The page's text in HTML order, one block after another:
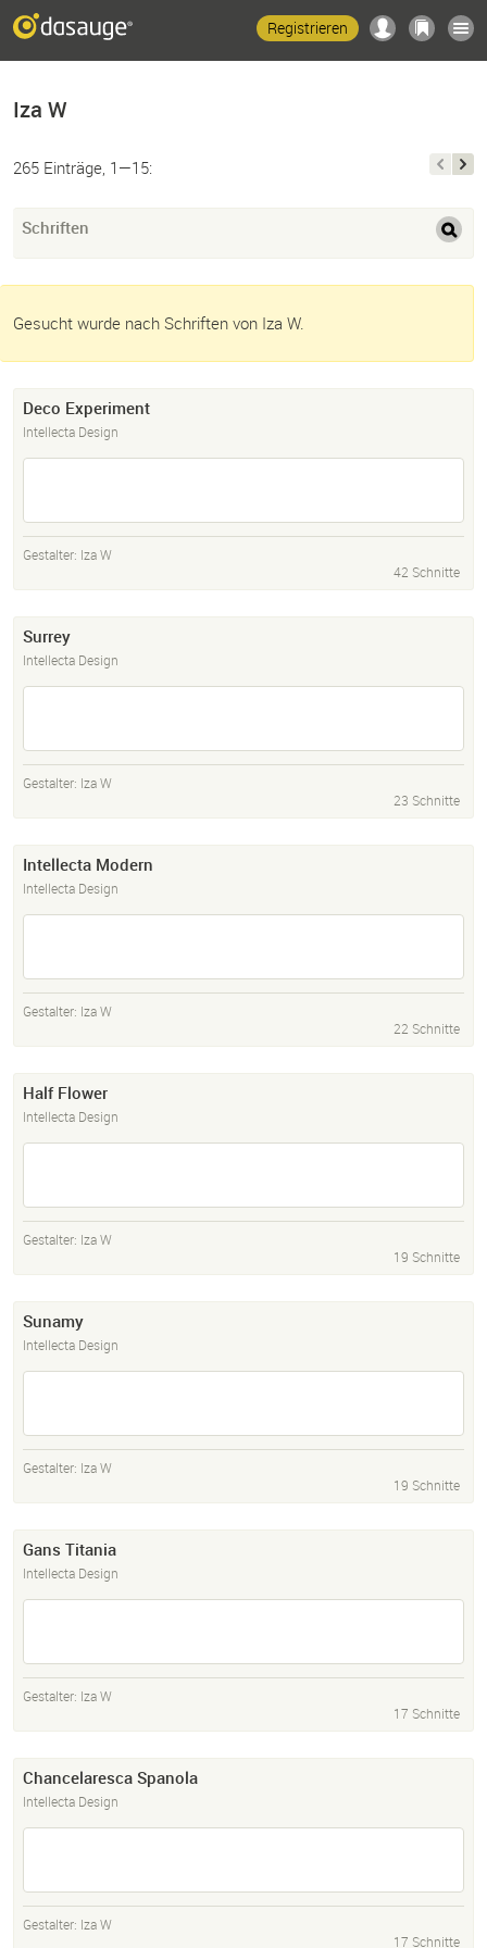
Registrieren
Iza W
265 Einträge, 1—15:
Schriften
Gesucht wurde nach Schriften von Iza W.
Deco Experiment
Intellecta Design
Gestalter: Iza W
42 Schnitte
Surrey
Intellecta Design
Gestalter: Iza W
23 Schnitte
Intellecta Modern
Intellecta Design
Gestalter: Iza W
22 Schnitte
Half Flower
Intellecta Design
Gestalter: Iza W
19 Schnitte
Sunamy
Intellecta Design
Gestalter: Iza W
19 Schnitte
Gans Titania
Intellecta Design
Gestalter: Iza W
17 Schnitte
Chancelaresca Spanola
Intellecta Design
Gestalter: Iza W
17 Schnitte